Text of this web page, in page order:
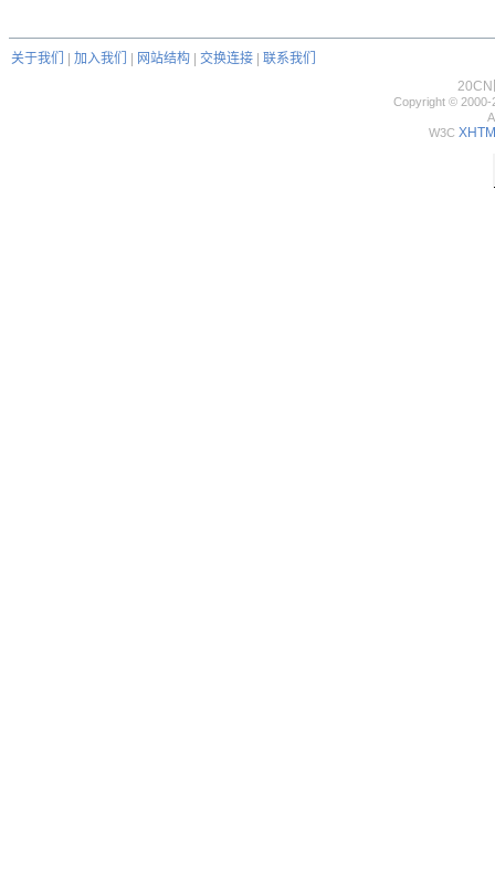
关于我们 加入我们 网站结构 交换连接
联系我们
20CN
Copyright © 2000-
W3C